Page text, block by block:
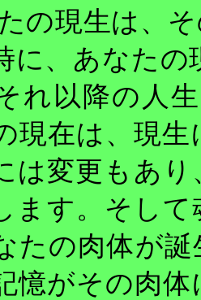
の現生は、
に、あなた
れ以降の人生
現在は、現
は変更もあ
ます。そし
たの肉体が
憶がその肉